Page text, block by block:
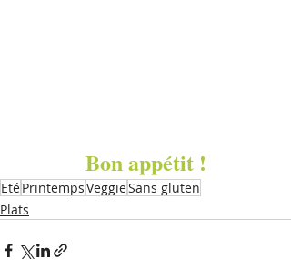
Bon appétit !
EtéPrintempsVeggieSans gluten
Plats